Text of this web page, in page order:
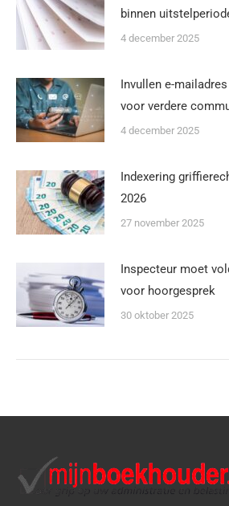
binnen
4 december 2025
Invullen e-
voor verdere
4 december 2025
Indexering
2026
27 november 2025
Inspecteur moet
voor hoorgesprek
30 oktober 2025